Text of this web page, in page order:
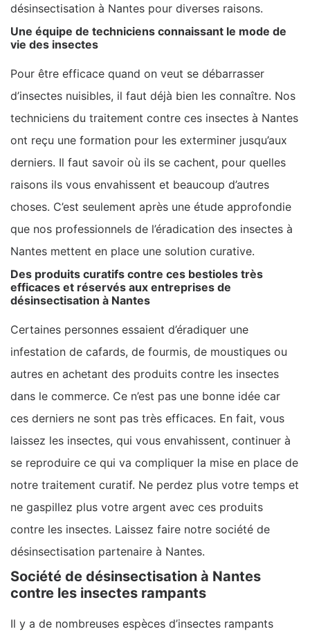
désinsectisation à Nantes pour diverses raisons.
Une équipe de techniciens connaissant le mode de
vie des insectes
Pour être efficace quand on veut se débarrasser
d’insectes nuisibles, il faut déjà bien les connaître. Nos
techniciens du traitement contre ces insectes à Nantes
ont reçu une formation pour les exterminer jusqu’aux
derniers. Il faut savoir où ils se cachent, pour quelles
raisons ils vous envahissent et beaucoup d’autres
choses. C’est seulement après une étude approfondie
que nos professionnels de l’éradication des insectes à
Nantes mettent en place une solution curative.
Des produits curatifs contre ces bestioles très
efficaces et réservés aux entreprises de
désinsectisation à Nantes
Certaines personnes essaient d’éradiquer une
infestation de cafards, de fourmis, de moustiques ou
autres en achetant des produits contre les insectes
dans le commerce. Ce n’est pas une bonne idée car
ces derniers ne sont pas très efficaces. En fait, vous
laissez les insectes, qui vous envahissent, continuer à
se reproduire ce qui va compliquer la mise en place de
notre traitement curatif. Ne perdez plus votre temps et
ne gaspillez plus votre argent avec ces produits
contre les insectes. Laissez faire notre société de
désinsectisation partenaire à Nantes.
Société de désinsectisation à Nantes
contre les insectes rampants
Il y a de nombreuses espèces d’insectes rampants